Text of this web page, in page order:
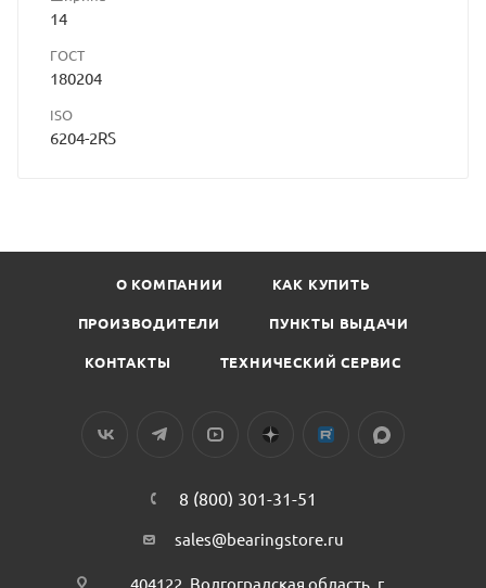
14
ГОСТ
180204
ISO
6204-2RS
О КОМПАНИИ КАК КУПИТЬ
ПРОИЗВОДИТЕЛИ ПУНКТЫ ВЫДАЧИ
КОНТАКТЫ ТЕХНИЧЕСКИЙ СЕРВИС
8 (800) 301-31-51
sales@bearingstore.ru
404122, Волгоградская область, г.